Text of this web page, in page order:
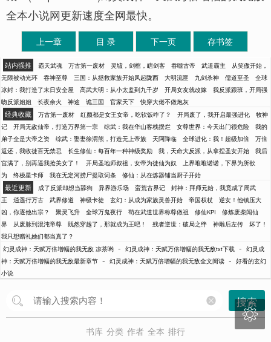
全本小说网更新速度全网最快。
上一章 目 录 下一页 存书签
站内强推 霸天武魂 万古第一废材 灵墟，剑棺，瞎剑客 吞噬古帝 武道霸主
从笑傲开始，
无限被动光环
吞神至尊 三国：从拯救家族开始风起陇西 大明流匪 九剑杀神 儒道至圣
全球
冰封：我打造了末日安全屋
高武大明：从小太监到九千岁 开局女友就改嫁
我反派跟班，开局强
吻反派姐姐
长夜余火 神途 诡三国 官家天下 快穿大佬不做炮灰
经典收藏 万古第一废材 红颜都是女王女帝，吃软饭咋了？ 开局废了，我开启最强进化
牧神
记
开局无敌仙帝，打造万界第一宗 综武：我在华山客栈摆烂 女尊世界：今天出门很危险
我的
弟子全是大帝之资
综武：娶妻徐渭熊，打造无上帝族 天阿降临 全球进化：我！超级加倍
万倍
返还，我收徒百无禁忌
长生修仙：每百年一种神级奖励 我，天命大反派，从拿捏圣女开始
我后
宫满了，别再逼我抢美女了！
开局圣地师叔祖，女帝为徒仙为奴
上界唯唯诺诺，下界为所欲
为
终极星卡师 我在无定河捞尸提取词条 修仙：从在炼器铺当厨子开始
最近更新 成了反派却想当舔狗 异界游乐场 蛮荒古界记
封神：拜师元始，我竟成了周武
王
逍遥行万古 武界修道 神级卡徒 玄幻：从成为家族灵兽开始 帝国权杖
逆女！他镇压大
凶，你逐他出宗？
聚灵飞升 全球万鬼夜行 苟在武道世界称尊做祖 修仙KPI
修炼废柴闯仙
界
从废脉到混沌帝尊 既然穿越了，那就成为王吧！ 残者逆世：破局之绊 神雕后左传
坏了！
我只想赠礼她们都当真了？
幻灵成神：天赋万倍增幅的我无敌 凉茶哟 - 幻灵成神：天赋万倍增幅的我无敌txt下载 - 幻灵成
神：天赋万倍增幅的我无敌最新章节 - 幻灵成神：天赋万倍增幅的我无敌全文阅读 - 好看的玄幻
小说
搜索
书库 分类 作者 全本 排行
